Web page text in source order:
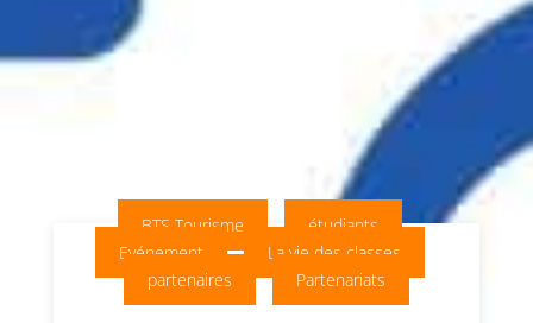
BTS Tourisme
étudiants
Evénement
La vie des classes
partenaires
Partenariats